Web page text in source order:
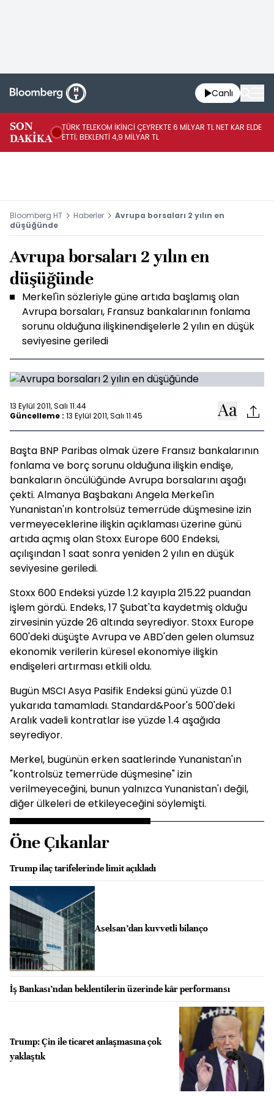
Canlı
SON
DAKİKA
TÜRK TELEKOM İKİNCİ ÇEYREKTE 6 MİLYAR TL NET KAR ELDE
ETTİ; BEKLENTİ 4,9 MİLYAR TL
Bloomberg HT Haberler
Avrupa borsaları 2 yılın en
düşüğünde
Avrupa borsaları 2 yılın en
düşüğünde
Merkel'in sözleriyle güne artıda başlamış olan
Avrupa borsaları, Fransuz bankalarının fonlama
sorunu olduğuna ilişkinendişelerle 2 yılın en düşük
seviyesine geriledi
13 Eylül 2011, Salı 11:44
Güncelleme : 13 Eylül 2011, Salı 11:45
Başta BNP Paribas olmak üzere Fransız bankalarının
fonlama ve borç sorunu olduğuna ilişkin endişe,
bankaların öncülüğünde Avrupa borsalarını aşağı
çekti. Almanya Başbakanı Angela Merkel'in
Yunanistan'ın kontrolsüz temerrüde düşmesine izin
vermeyeceklerine ilişkin açıklaması üzerine günü
artıda açmış olan Stoxx Europe 600 Endeksi,
açılışından 1 saat sonra yeniden 2 yılın en düşük
seviyesine geriledi.
Stoxx 600 Endeksi yüzde 1.2 kayıpla 215.22 puandan
işlem gördü. Endeks, 17 Şubat'ta kaydetmiş olduğu
zirvesinin yüzde 26 altında seyrediyor. Stoxx Europe
600'deki düşüşte Avrupa ve ABD'den gelen olumsuz
ekonomik verilerin küresel ekonomiye ilişkin
endişeleri artırması etkili oldu.
Bugün MSCI Asya Pasifik Endeksi günü yüzde 0.1
yukarıda tamamladı. Standard&Poor's 500'deki
Aralık vadeli kontratlar ise yüzde 1.4 aşağıda
seyrediyor.
Merkel, bugünün erken saatlerinde Yunanistan'ın
"kontrolsüz temerrüde düşmesine" izin
verilmeyeceğini, bunun yalnızca Yunanistan'ı değil,
diğer ülkeleri de etkileyeceğini söylemişti.
Öne Çıkanlar
Trump ilaç tarifelerinde limit açıkladı
Aselsan’dan kuvvetli bilanço
İş Bankası’ndan beklentilerin üzerinde kâr performansı
Trump: Çin ile ticaret anlaşmasına çok
yaklaştık